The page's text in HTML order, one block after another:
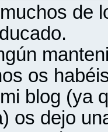
de
os
blog (ya
os dejo